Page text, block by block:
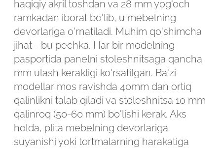
haqiqiy akril toshdan va 28 mm yog'och
ramkadan iborat bo'lib, u mebelning
devorlariga o'rnatiladi. Muhim qo'shimcha
jihat - bu pechka. Har bir modelning
pasportida panelni stoleshnitsaga qancha
mm ulash kerakligi ko'rsatilgan. Ba'zi
modellar mos ravishda 40mm dan ortiq
qalinlikni talab qiladi va stoleshnitsa 10 mm
qalinroq (50-60 mm) bo'lishi kerak. Aks
holda, plita mebelning devorlariga
suyanishi yoki tortmalarning harakatiga